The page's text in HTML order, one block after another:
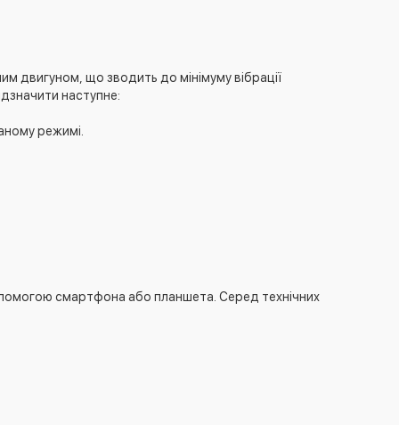
двигуном, що зводить до мінімуму вібрації
наступне:
режимі.
смартфона або планшета. Серед технічних